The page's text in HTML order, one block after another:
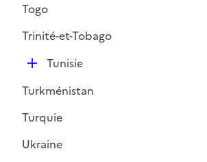
Togo
Trinité-et-Tobago
D
p
l
e
Tunisie
Turkménistan
Turquie
Ukraine